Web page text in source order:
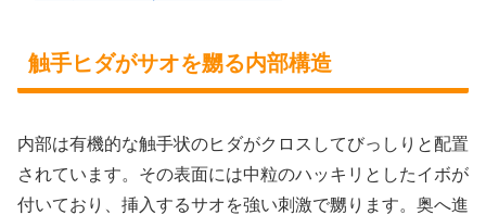
触手ヒダがサオを嬲る内部構造
内部は有機的な触手状のヒダがクロスしてびっしりと配置
されています。その表面には中粒のハッキリとしたイボが
付いており、挿入するサオを強い刺激で嬲ります。奥へ進